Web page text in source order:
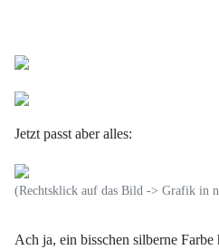
Jetzt passt aber alles:
(Rechtsklick auf das Bild -> Grafik in
Ach ja, ein bisschen silberne